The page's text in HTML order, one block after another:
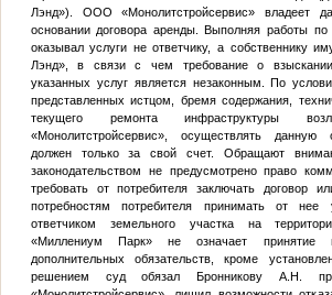
Лэнд»). ООО «Монолитстройсервис» владеет
основании договора аренды. Выполняя работы
оказывал услуги не ответчику, а собственнику
Лэнд», в связи с чем требование о
указанных услуг является незаконным. По
представленных истцом, бремя содержания,
текущего ремонта инфраструктуры
«Монолитстройсервис», осуществлять данную
должен только за свой счет. Обращают
законодательством не предусмотрено право
требовать от потребителя заключать договор
потребностям потребителя принимать от нее
ответчиком земельного участка на
«Миллениум Парк» не означает принятие
дополнительных обязательств, кроме
решением суд обязал Бронникову А.Н.